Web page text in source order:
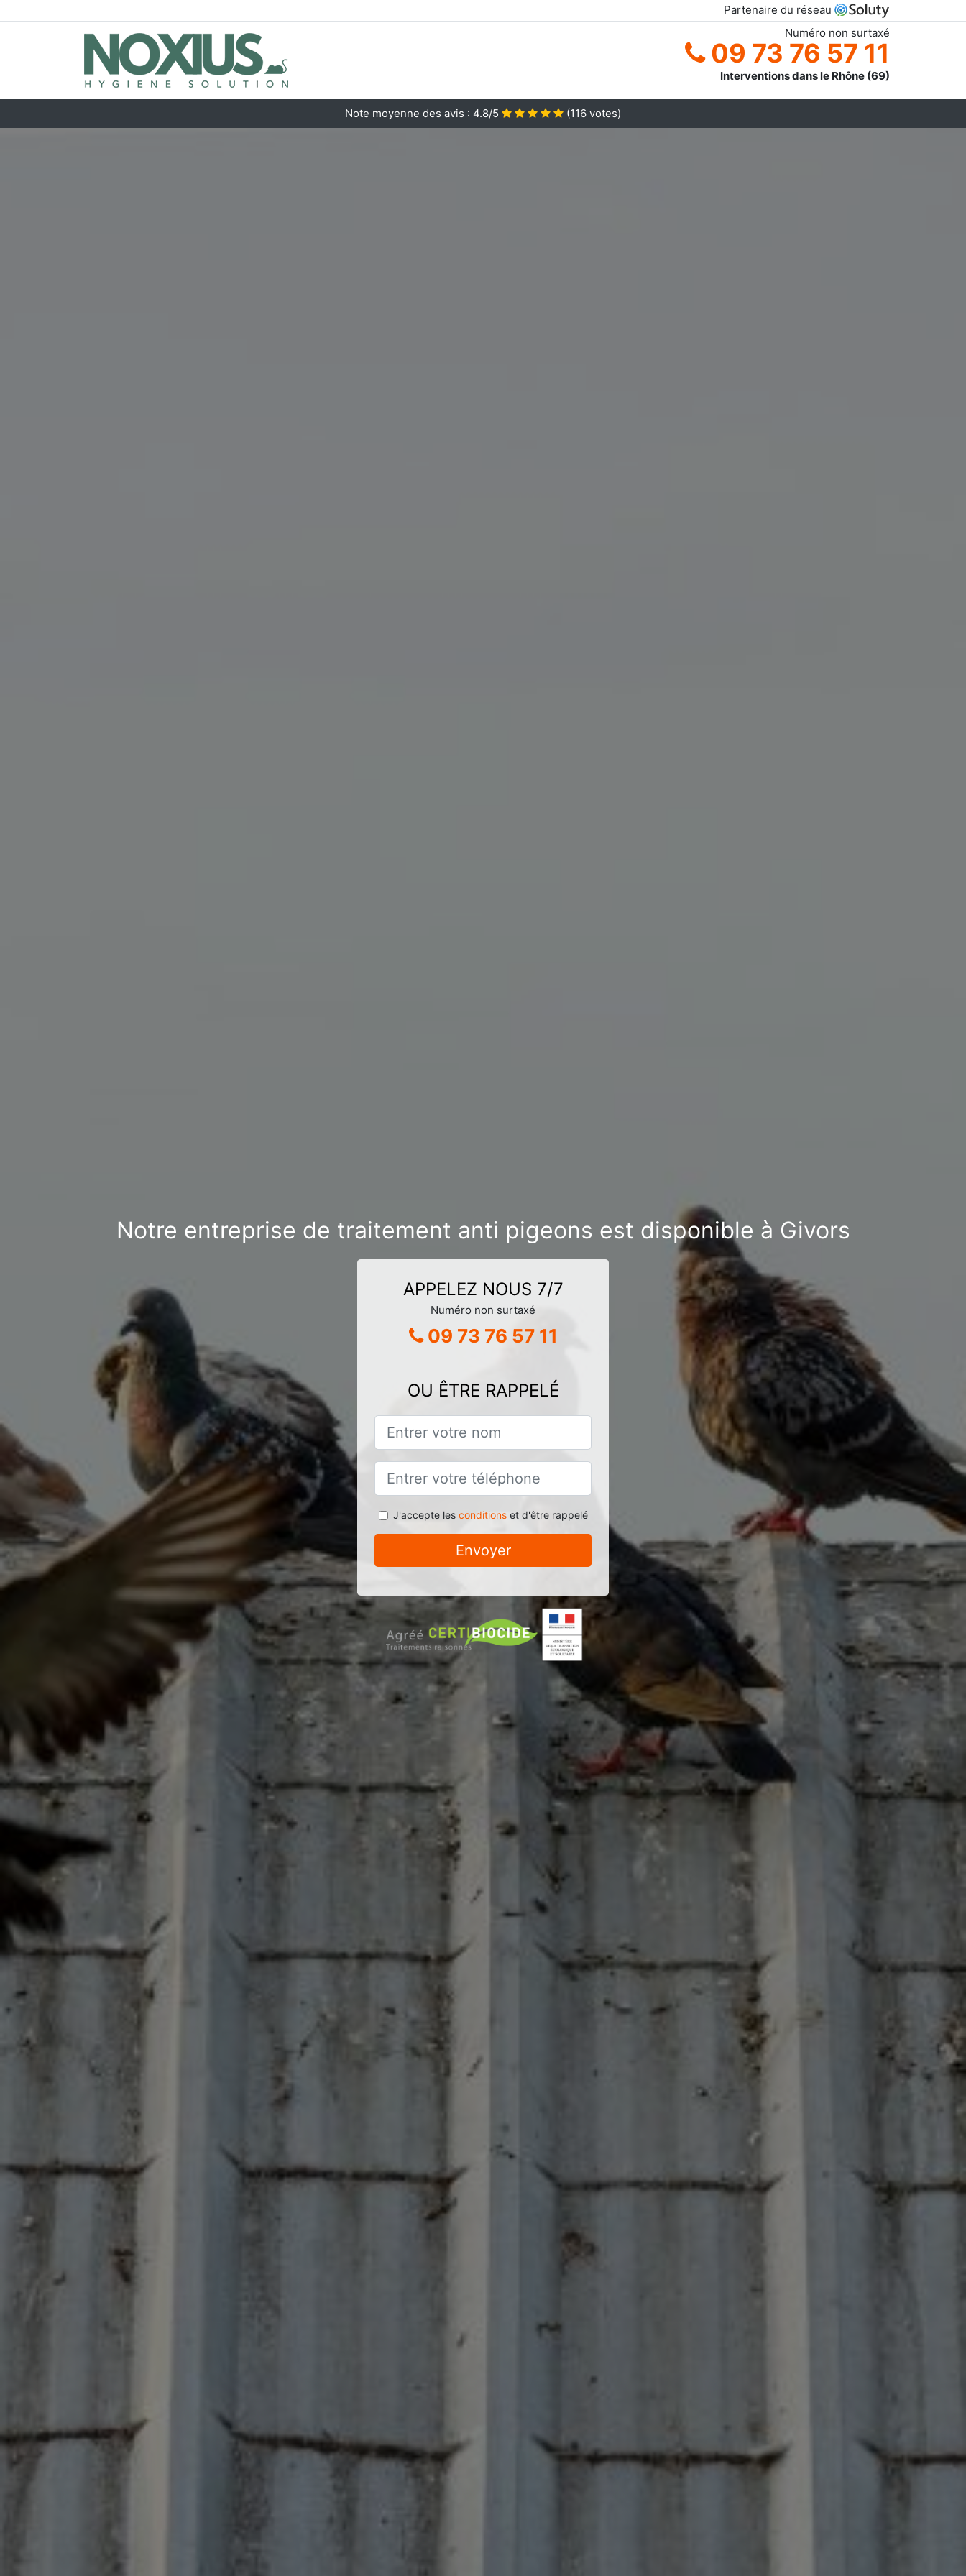
Partenaire du réseau
Numéro non surtaxé
09 73 76 57 11
Interventions dans le Rhône (69)
Note moyenne des avis : 4.8/5 (116 votes)
Notre entreprise de traitement anti pigeons est disponible à Givors
APPELEZ NOUS 7/7
Numéro non surtaxé
09 73 76 57 11
OU ÊTRE RAPPELÉ
J'accepte les conditionset d'être rappelé
Envoyer